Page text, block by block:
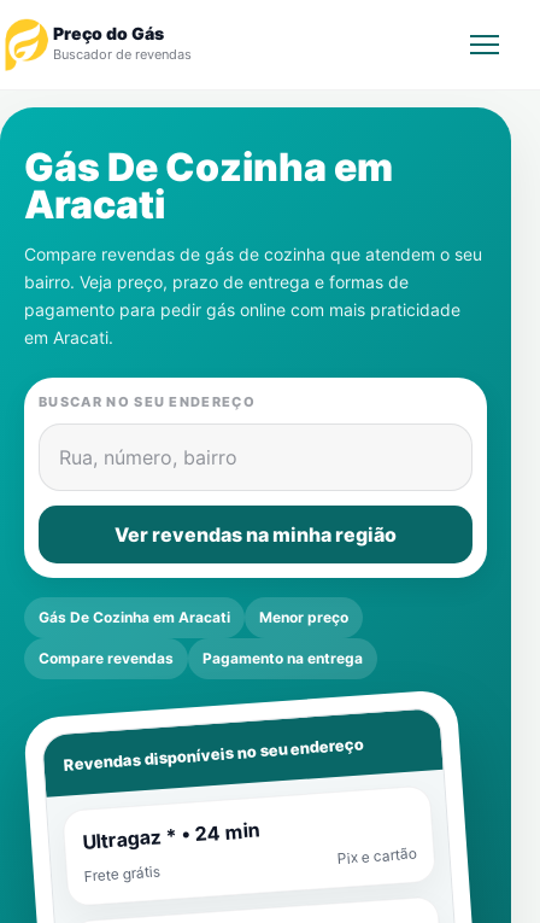
Preço do Gás
Buscador de revendas
Revendedor
Notícias
Cadastre-se
Gás
Contatos
Gás De Cozinha em
Aracati
Compare revendas de gás de cozinha que atendem o seu
bairro. Veja preço, prazo de entrega e formas de
pagamento para pedir gás online com mais praticidade
em Aracati.
BUSCAR NO SEU ENDEREÇO
Rua, número, bairro
Ver revendas na minha região
Gás De Cozinha em Aracati Menor preço
Compare revendas Pagamento na entrega
Revendas disponíveis no seu endereço
Ultragaz * • 24 min
Frete grátis
Pix e cartão